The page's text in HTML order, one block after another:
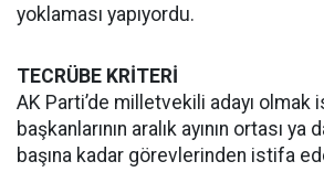
yoklaması yapıyordu.
TECRÜBE KRİTERİ
AK Parti’de milletvekili adayı olmak
başkanlarının aralık ayının ortası ya
başına kadar görevlerinden istifa